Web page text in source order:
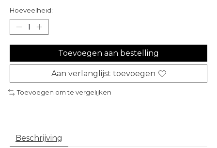
Hoeveelheid:
Toevoegen aan bestelling
Aan verlanglijst toevoegen
Toevoegen om te vergelijken
Beschrijving